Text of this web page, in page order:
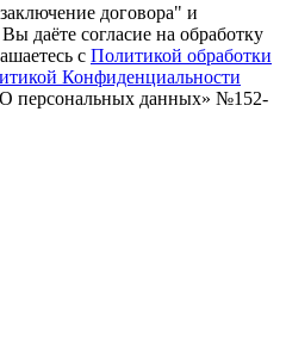
договора" и
даёте согласие на обработку
с Политикой обработки
Конфиденциальности
персональных данных» №152-